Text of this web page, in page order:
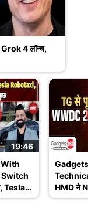
4 लॉन्च,
19:46
Tesla
HMD ने
खत्म